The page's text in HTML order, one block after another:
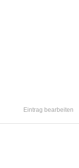
Eintrag bearbeiten